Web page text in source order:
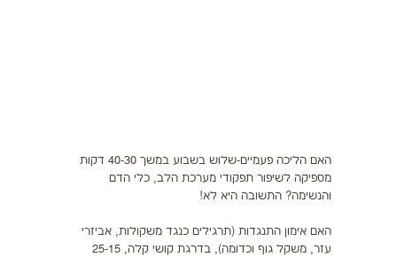
בריאות
צור קשר
האם הליכה פעמיים-שלוש בשבוע במשך 40-30 דקות
מספיקה לשיפור תפקודי מערכת הלב, כלי הדם
והנשימה? התשובה היא לא!
האם אימון התנגדות (תרגילים כנגד משקולות, אביזרי
עזר, משקל גוף וכדומה), בדרגת קושי קלה, 25-15